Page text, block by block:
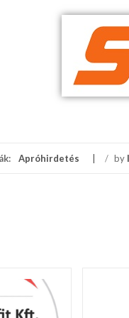
Apróhirdetés / by